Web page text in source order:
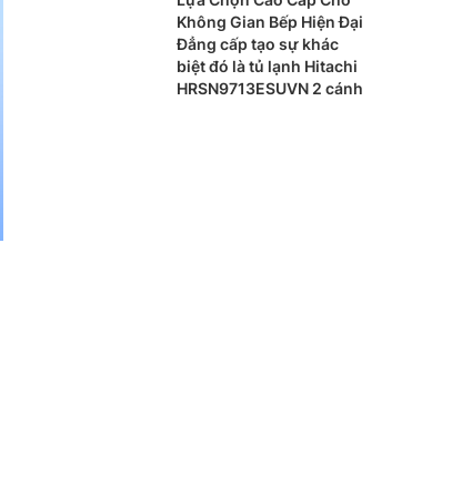
Không Gian Bếp Hiện Đại
Đẳng cấp tạo sự khác
biệt đó là tủ lạnh Hitachi
HRSN9713ESUVN 2 cánh